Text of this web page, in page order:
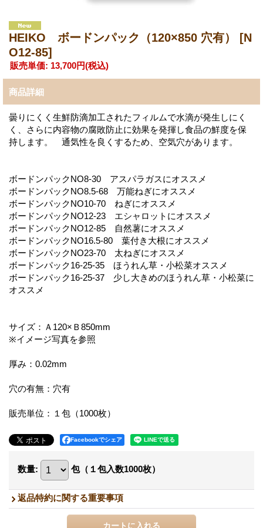
HEIKO ボードンパック（120×850 穴有）
[N
O12-85]
販売単価: 13,700円(税込)
商品詳細
曇りにくく生鮮防滴加工されたフィルムで水滴が発生しにく
く、さらに内容物の腐敗防止に効果を発揮し食品の鮮度を保
持します。 通気性を良くするため、空気穴があります。
ボードンパックNO8-30 アスパラガスにオススメ
ボードンパックNO8.5-68 万能ねぎにオススメ
ボードンパックNO10-70 ねぎにオススメ
ボードンパックNO12-23 エシャロットにオススメ
ボードンパックNO12-85 自然薯にオススメ
ボードンパックNO16.5-80 葉付き大根にオススメ
ボードンパックNO23-70 太ねぎにオススメ
ボードンパック16-25-35 ほうれん草・小松菜オススメ
ボードンパック16-25-37 少し大きめのほうれん草・小松菜に
オススメ
サイズ：Ａ120×Ｂ850mm
※イメージ写真を参照
厚み：0.02mm
穴の有無：穴有
販売単位：１包（1000枚）
Facebookでシェア
数量: 包（１包入数1000枚）
返品特約に関する重要事項